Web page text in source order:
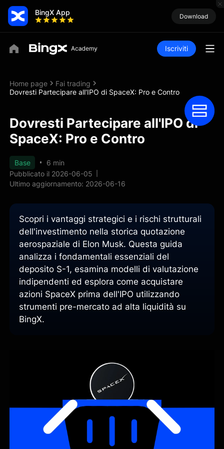
BingX App Download
Iscriviti
Home page
Fai trading
Dovresti Partecipare all'IPO di SpaceX: Pro e Contro
Dovresti Partecipare all'IPO di
SpaceX: Pro e Contro
Base
6 min
Pubblicato il 2026-06-05
Ultimo aggiornamento: 2026-06-16
Scopri i vantaggi strategici e i rischi strutturali
dell'investimento nella storica quotazione
aerospaziale di Elon Musk. Questa guida
analizza i fondamentali essenziali del
deposito S-1, esamina modelli di valutazione
indipendenti ed esplora come acquistare
azioni SpaceX prima dell'IPO utilizzando
strumenti pre-mercato ad alta liquidità su
BingX.